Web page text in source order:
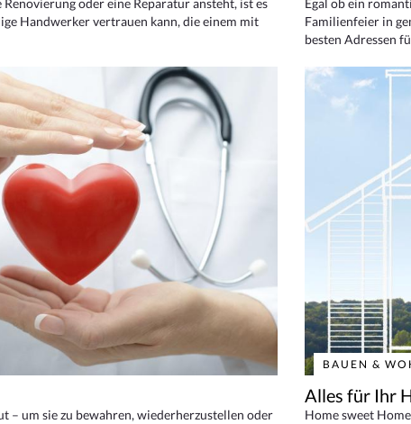
Handwerker vertrauen kann, die einem mit
Familienfeier in
besten Adressen
– um sie zu bewahren, wiederherzustellen oder
BAUEN &
Alles für Ihr
Home sweet